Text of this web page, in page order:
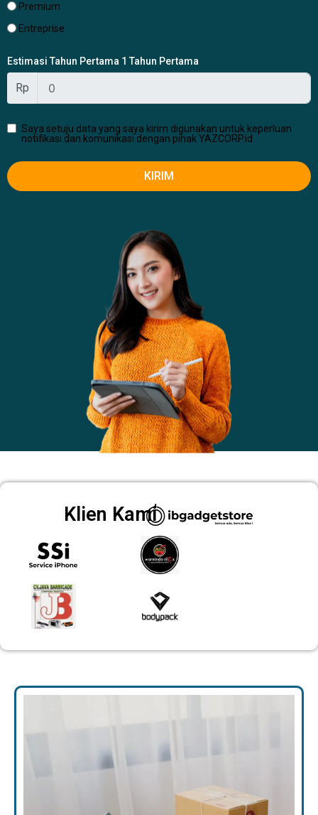
Premium
Entreprise
Estimasi Tahun Pertama 1 Tahun Pertama
Rp
Saya setuju data yang saya kirim digunakan untuk keperluan
notifikasi dan komunikasi dengan pihak YAZCORP.id
KIRIM
Klien Kami